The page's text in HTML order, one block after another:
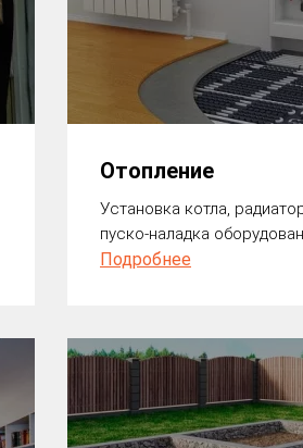
Отопление
Установка котла,
пуско-наладка
Подробнее